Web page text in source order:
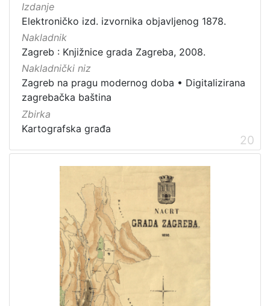
Izdanje
Elektroničko izd. izvornika objavljenog 1878.
Nakladnik
Zagreb : Knjižnice grada Zagreba, 2008.
Nakladnički niz
Zagreb na pragu modernog doba • Digitalizirana
zagrebačka baština
Zbirka
Kartografska građa
20